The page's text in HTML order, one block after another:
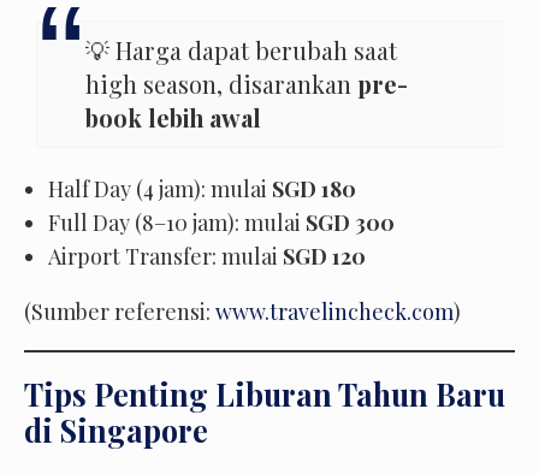
💡 Harga dapat berubah saat
high season, disarankan pre-
book lebih awal
Half Day (4 jam): mulai SGD 180
Full Day (8–10 jam): mulai SGD 300
Airport Transfer: mulai SGD 120
(Sumber referensi: www.travelincheck.com)
Tips Penting Liburan Tahun Baru
di Singapore